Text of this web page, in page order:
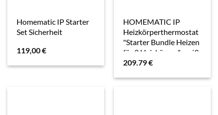
Homematic IP Starter
Set Sicherheit
119,00€
HOMEMATIC IP
Heizkörperthermostat
"Starter Bundle Heizen
für 3 Heizkörper", weiß,
B:31cm H:12cm
209.79€